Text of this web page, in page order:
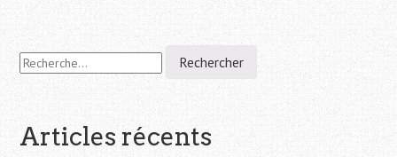
Navigation
de
l'article
R
e
h
e
r
Articles récents